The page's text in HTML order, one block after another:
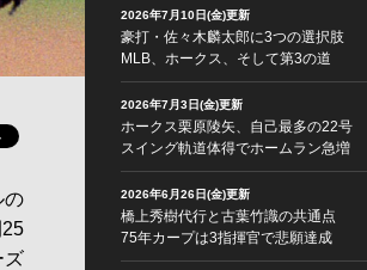
の
ズ
2026年7月10日(金)更新
豪打・佐々木麟太郎に3つの選択肢
MLB、ホークス、そして第3の道
2026年7月3日(金)更新
ホークス栗原陵矢、自己最多の22号
スイング軌道体得でホームラン急増
2026年6月26日(金)更新
橋上秀樹代行と古葉竹識の共通点
75年カープは3指揮官で悲願達成